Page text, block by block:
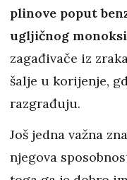
plinove poput
ugljičnog
zagađivače iz
šalje u korijenje,
razgrađuju.
Još jedna važna
njegova